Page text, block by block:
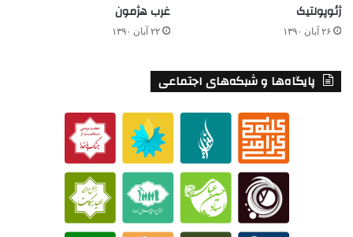
ژئوپولتیک
۲۶ آبان ۱۳۹۰
غرب هژمون
۲۲ آبان ۱۳۹۰
پایگاه‌ها و شبکه‌های اجتماعی